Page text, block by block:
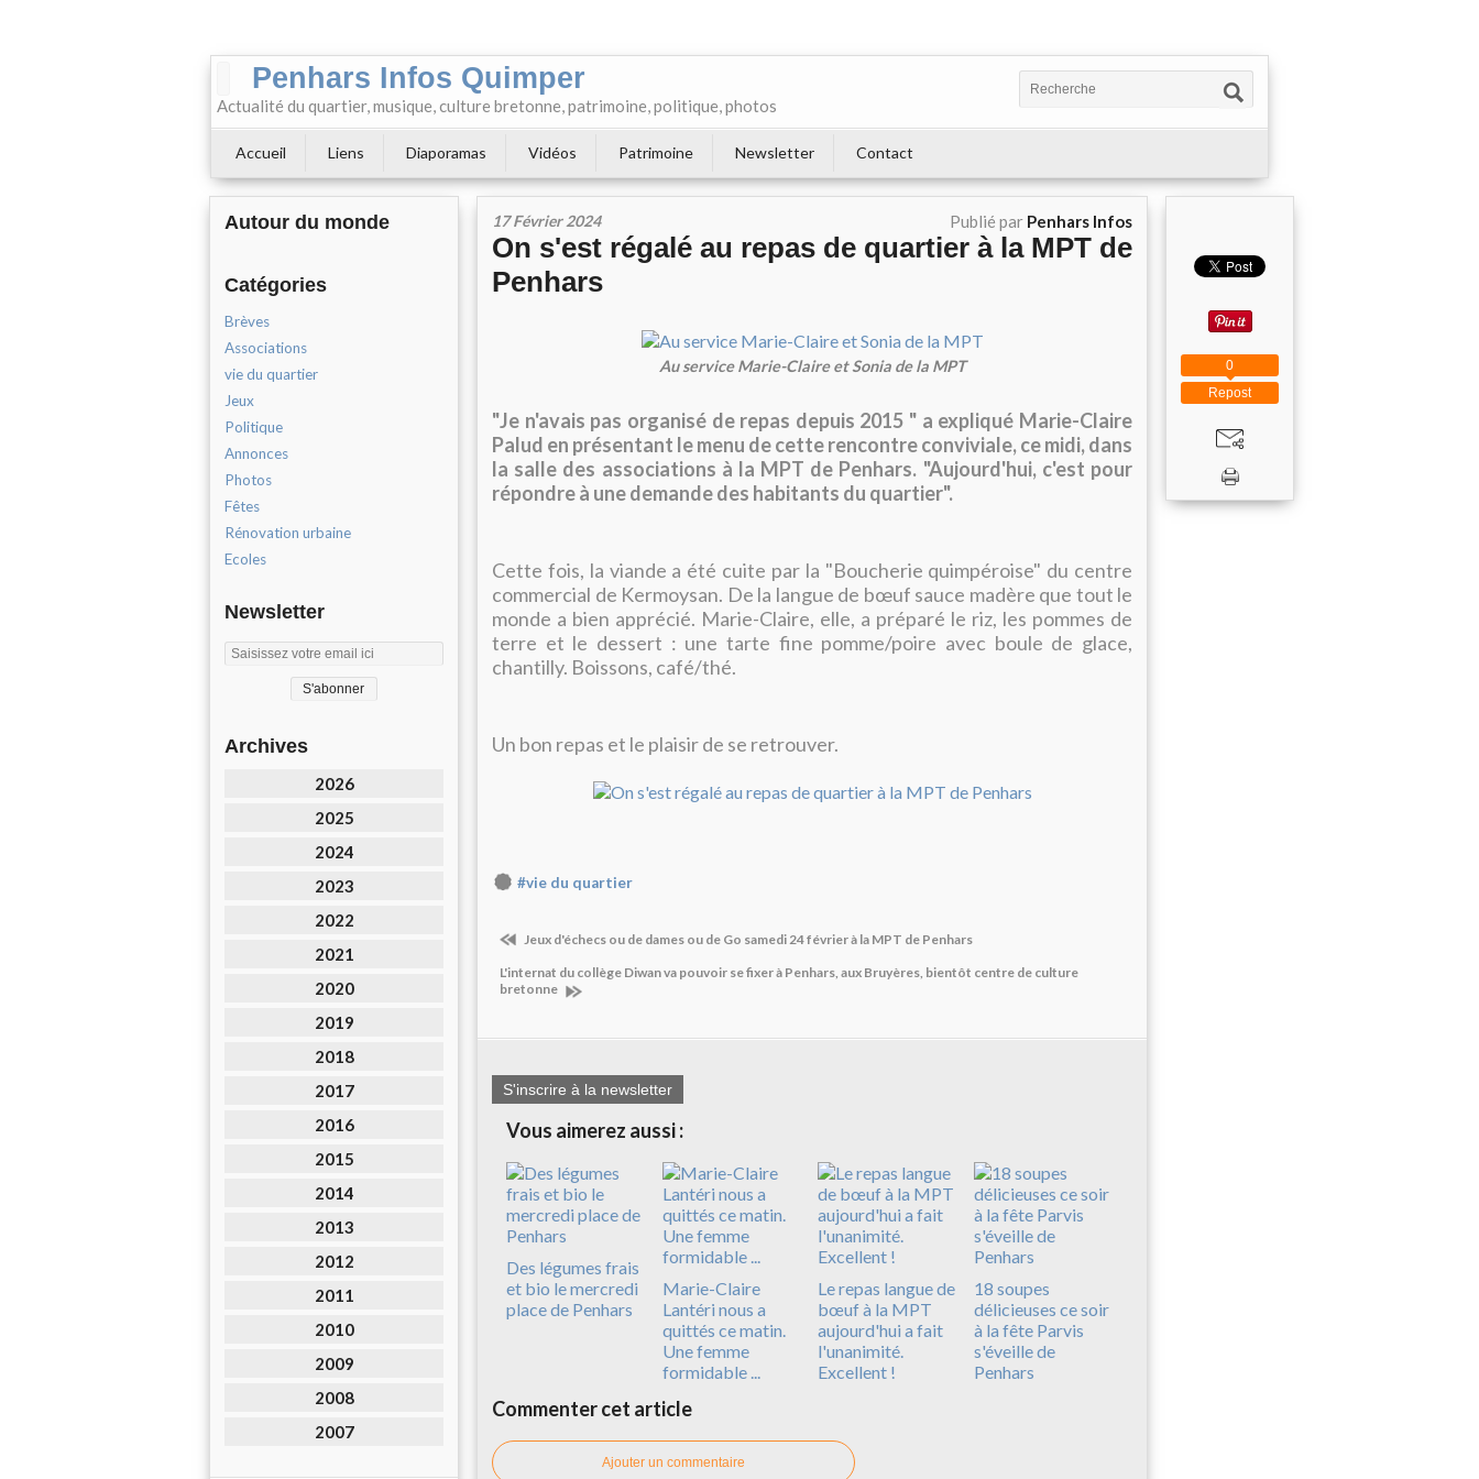
Penhars Infos Quimper
Actualité du quartier, musique, culture bretonne, patrimoine, politique, photos
Accueil Liens Diaporamas Vidéos Patrimoine Newsletter Contact
Autour du monde
Catégories
Brèves
Associations
vie du quartier
Jeux
Politique
Annonces
Photos
Fêtes
Rénovation urbaine
Ecoles
Newsletter
Archives
2026
2025
2024
2023
2022
2021
2020
2019
2018
2017
2016
2015
2014
2013
2012
2011
2010
2009
2008
2007
17 Février 2024 Publié par Penhars Infos
On s'est régalé au repas de quartier à la MPT de
Penhars
Au service Marie-Claire et Sonia de la MPT
"Je n'avais pas organisé de repas depuis 2015 " a expliqué Marie-Claire
Palud en présentant le menu de cette rencontre conviviale, ce midi, dans
la salle des associations à la MPT de Penhars. "Aujourd'hui, c'est pour
répondre à une demande des habitants du quartier".
Cette fois, la viande a été cuite par la "Boucherie quimpéroise" du centre
commercial de Kermoysan. De la langue de bœuf sauce madère que tout le
monde a bien apprécié. Marie-Claire, elle, a préparé le riz, les pommes de
terre et le dessert : une tarte fine pomme/poire avec boule de glace,
chantilly. Boissons, café/thé.
Un bon repas et le plaisir de se retrouver.
#vie du quartier
Jeux d'échecs ou de dames ou de Go samedi 24 février à la MPT de Penhars
L'internat du collège Diwan va pouvoir se fixer à Penhars, aux Bruyères, bientôt centre de culture
bretonne
S'inscrire à la newsletter
Vous aimerez aussi :
Des légumes frais
et bio le mercredi
place de Penhars
Marie-Claire
Lantéri nous a
quittés ce matin.
Une femme
formidable ...
Le repas langue de
bœuf à la MPT
aujourd'hui a fait
l'unanimité.
Excellent !
18 soupes
délicieuses ce soir
à la fête Parvis
s'éveille de
Penhars
Commenter cet article
Ajouter un commentaire
Repost
0